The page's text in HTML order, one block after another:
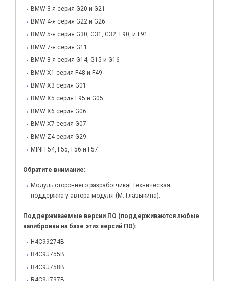
BMW 3-я серия G20 и G21
BMW 4-я серия G22 и G26
BMW 5-я серия G30, G31, G32, F90, и F91
BMW 7-я серия G11
BMW 8-я серия G14, G15 и G16
BMW X1 серия F48 и F49
BMW X3 серия G01
BMW X5 серия F95 и G05
BMW X6 серия G06
BMW X7 серия G07
BMW Z4 серия G29
MINI F54, F55, F56 и F57
Обратите внимание:
Модуль стороннего разработчика! Техническая
поддержка у автора модуля (М. Глазыкина).
Поддерживаемые версии ПО (поддерживаются любые
калибровки на базе этих версий ПО):
H4C99274B
R4C9J755B
R4C9J758B